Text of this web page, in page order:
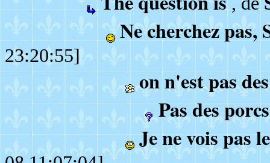
Ne cherchez pas,
23:20:55]
on n'est pas
Pas des porcs
Je ne vois pas